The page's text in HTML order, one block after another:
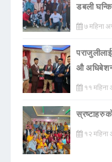
डबली
७ महिना
औ
११ महिना
१२ महिना